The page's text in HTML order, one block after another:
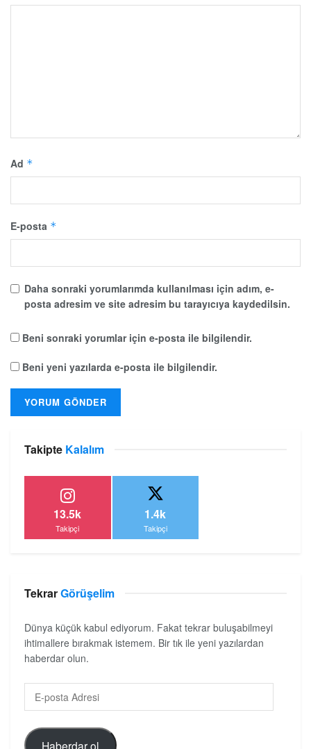
Ad *
E-posta *
Daha sonraki yorumlarımda kullanılması için adım, e-
posta adresim ve site adresim bu tarayıcıya kaydedilsin.
Beni sonraki yorumlar için e-posta ile bilgilendir.
Beni yeni yazılarda e-posta ile bilgilendir.
Takipte Kalalım
13.5k
Takipçi
1.4k
Takipçi
TekrarGörüşelim
Dünya küçük kabul ediyorum. Fakat tekrar buluşabilmeyi
ihtimallere bırakmak istemem. Bir tık ile yeni yazılardan
haberdar olun.
Haberdar ol